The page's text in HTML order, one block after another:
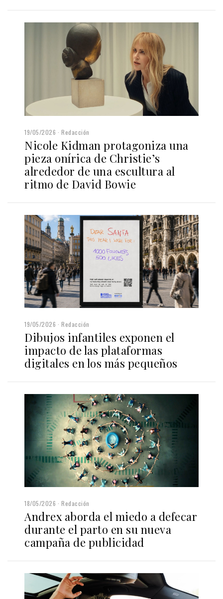
19/05/2026 Redacción
Nicole Kidman protagoniza una
pieza onírica de Christie’s
alrededor de una escultura al
ritmo de David Bowie
19/05/2026 Redacción
Dibujos infantiles exponen el
impacto de las plataformas
digitales en los más pequeños
18/05/2026 Redacción
Andrex aborda el miedo a defecar
durante el parto en su nueva
campaña de publicidad